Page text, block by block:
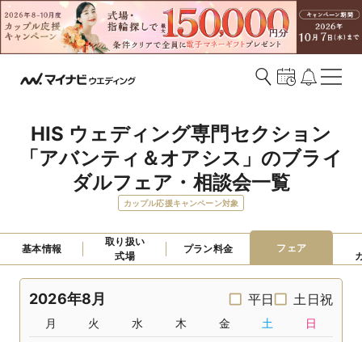
HIS ウェディング専門セクション
「アバンティ＆オアシス」のブライ
ダルフェア・相談会一覧
カップル応援キャンペーン対象
基本情報
取り扱い
式場
プラン料金 フェア
2026年8月 平日 土日祝
月 火 水 木 金 土 日